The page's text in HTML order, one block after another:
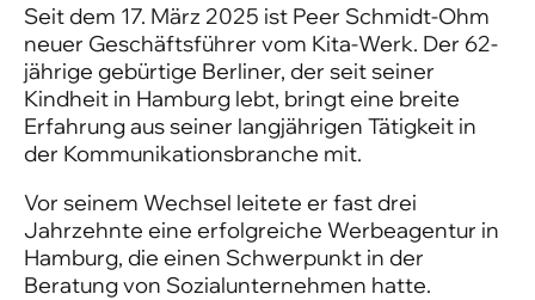
Seit dem 17. März 2025 ist Peer Schmidt-Ohm
neuer Geschäftsführer vom Kita-Werk. Der 62-
jährige gebürtige Berliner, der seit seiner
Kindheit in Hamburg lebt, bringt eine breite
Erfahrung aus seiner langjährigen Tätigkeit in
der Kommunikationsbranche mit.
Vor seinem Wechsel leitete er fast drei
Jahrzehnte eine erfolgreiche Werbeagentur in
Hamburg, die einen Schwerpunkt in der
Beratung von Sozialunternehmen hatte.